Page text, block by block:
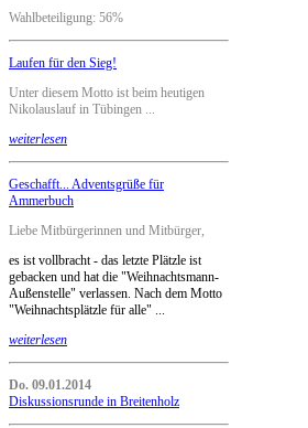
Wahlbeteiligung: 56%
Laufen für den Sieg!
Unter diesem Motto ist beim heutigen
Nikolauslauf in Tübingen ...
weiterlesen
Geschafft... Adventsgrüße für
Ammerbuch
Liebe Mitbürgerinnen und Mitbürger,
es ist vollbracht - das letzte Plätzle ist
gebacken und hat die "Weihnachtsmann-
Außenstelle" verlassen. Nach dem Motto
"Weihnachtsplätzle für alle" ...
weiterlesen
Do. 09.01.2014
Diskussionsrunde in Breitenholz